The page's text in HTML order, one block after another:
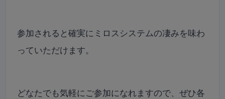
参加されると確実にミロスシステムの凄みを味わ
っていただけます。
どなたでも気軽にご参加になれますので、ぜひ各